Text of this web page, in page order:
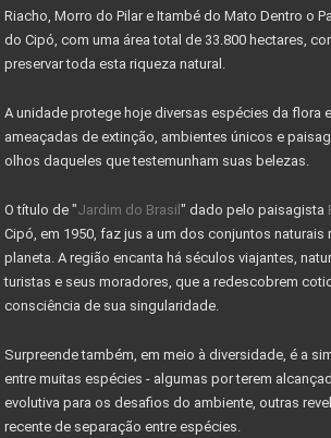
MINISTÉRIO DO TURISMO INVESTE 955 MIL
OBRAS DE MELHORIAS DO PARQUE
IMÓVEL COM EXCLUSIVIDADE - VENDA
IMÓVEI
CASAS PRÉ-FABRICADAS MAIS BARATAS E
Valor máximo imóvel pago FGTS sobe para
AS 10 LEIS DO INVESTIMENTO EM IMÓVEIS
MERCADO DE RESERVA LEGAL ABRE
O QUE É RESERVA LEGAL
Riacho, Morro do Pilar e Itambé do Mato Dentro o
do Cipó, com uma área total de 33.800 hectares,
preservar toda esta riqueza natural.
A unidade protege hoje diversas espécies da flora
ameaçadas de extinção, ambientes únicos e
olhos daqueles que testemunham suas belezas.
O título de "Jardim do Brasil " dado pelo paisagista
Cipó, em 1950, faz jus a um dos conjuntos naturais
planeta. A região encanta há séculos viajantes,
turistas e seus moradores, que a redescobrem
consciência de sua singularidade.
Surpreende também, em meio à diversidade, é a
entre muitas espécies - algumas por terem
evolutiva para os desafios do ambiente, outras
recente de separação entre espécies.